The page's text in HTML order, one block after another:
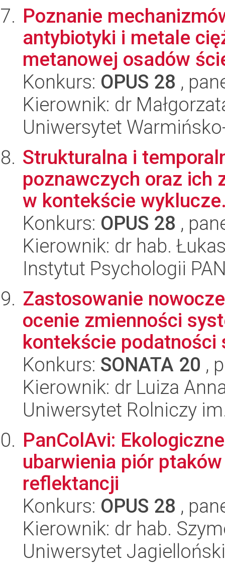
Poznanie
antybiotyki i metale
metanowej osadów
Konkurs: OPUS 28 ,
Kierownik: dr
Uniwersytet
Strukturalna i
poznawczych oraz ich
w kontekście
Konkurs: OPUS 28 ,
Kierownik: dr hab.
Instytut Psychologii
Zastosowanie
ocenie zmienności
kontekście podatności
Konkurs: SONATA 20 ,
Kierownik: dr Luiza
Uniwersytet Rolniczy
PanColAvi:
ubarwienia piór
reflektancji
Konkurs: OPUS 28 ,
Kierownik: dr hab.
Uniwersytet Jagielloński